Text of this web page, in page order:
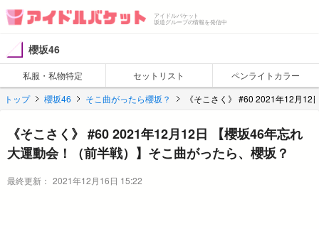
アイドルバケット
坂道グループの情報を発信中
櫻坂46
私服・私物特定 セットリスト
ペンライトカラー
トップ
櫻坂46 そこ曲がったら櫻坂？ 《そこさく》 #60 2021年12月
《そこさく》 #60 2021年12月12日 【櫻坂46年忘れ
大運動会！（前半戦）】そこ曲がったら、櫻坂？
最終更新： 2021年12月16日 15:22